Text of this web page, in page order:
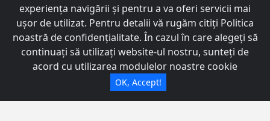
Filtru Avansat
ID
36674
Agent
Nicoleta
Agentie Imobiliara
Alba Iuliua
experienţa navigării şi pentru a va oferi servicii mai
uşor de utilizat. Pentru detalii vă rugăm citiți Politica
noastră de confidențialitate. În cazul în care alegeți să
continuați să utilizați website-ul nostru, sunteți de
acord cu utilizarea modulelor noastre cookie
OK, Accept!